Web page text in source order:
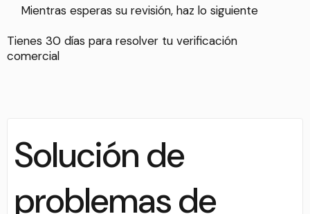
Mientras esperas su revisión, haz lo siguiente
Tienes 30 días para resolver tu verificación
comercial
Solución de
problemas de